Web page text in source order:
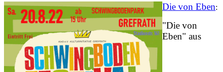
Die von Eben:
"Die von
Eben" aus